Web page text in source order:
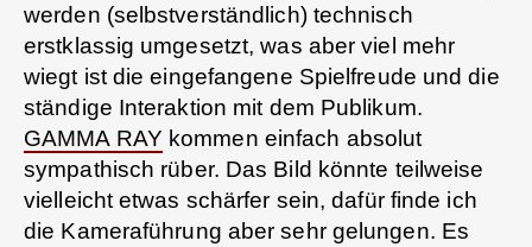
werden (selbstverständlich) technisch
erstklassig umgesetzt, was aber viel mehr
wiegt ist die eingefangene Spielfreude und die
ständige Interaktion mit dem Publikum.
GAMMA RAY kommen einfach absolut
sympathisch rüber. Das Bild könnte teilweise
vielleicht etwas schärfer sein, dafür finde ich
die Kameraführung aber sehr gelungen. Es